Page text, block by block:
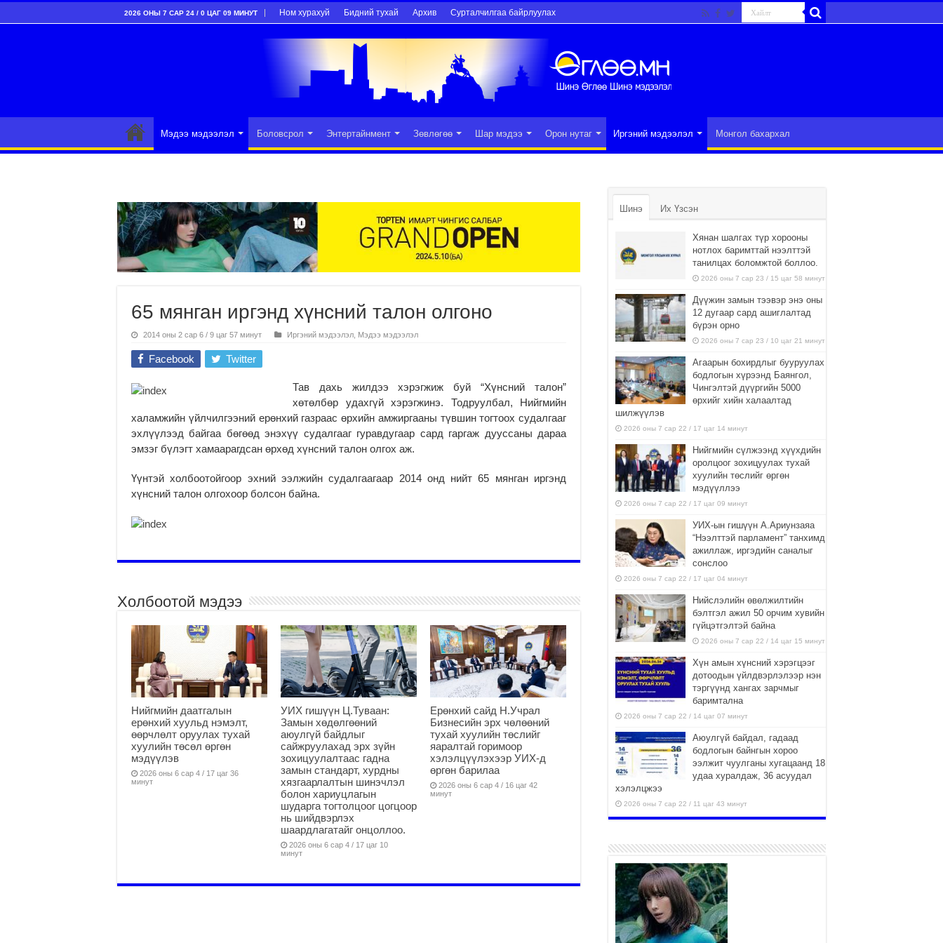
2026 ОНЫ 7 САР 24 / 0 ЦАГ 09 МИНУТ Ном хурахуй Бидний тухай Архив Сурталчилгаа байрлуулах
Мэдээ мэдээлэл Боловсрол Энтертайнмент Зөвлөгөө Шар мэдээ Орон нутаг Иргэний мэдээлэл Монгол бахархал
65 мянган иргэнд хүнсний талон олгоно
2014 оны 2 сар 6 / 9 цаг 57 минут Иргэний мэдээлэл Мэдээ мэдээлэл
Facebook Twitter
Тав дахь жилдээ хэрэгжиж буй “Хүнсний талон”
хөтөлбөр удахгүй хэрэгжинэ. Тодруулбал, Нийгмийн
халамжийн үйлчилгээний ерөнхий газраас өрхийн амжиргааны түвшин тогтоох судалгааг
эхлүүлээд байгаа бөгөөд энэхүү судалгааг гуравдугаар сард гаргаж дууссаны дараа
эмзэг бүлэгт хамаарагдсан өрхөд хүнсний талон олгох аж.
Үүнтэй холбоотойгоор эхний ээлжийн судалгаагаар 2014 онд нийт 65 мянган иргэнд
хүнсний талон олгохоор болсон байна.
Холбоотой мэдээ
Нийгмийн даатгалын
ерөнхий хуульд нэмэлт,
өөрчлөлт оруулах тухай
хуулийн төсөл өргөн
мэдүүлэв
2026 оны 6 сар 4 / 17 цаг 36
минут
УИХ гишүүн Ц.Туваан:
Замын хөдөлгөөний
аюулгүй байдлыг
сайжруулахад эрх зүйн
зохицуулалтаас гадна
замын стандарт, хурдны
хязгаарлалтын шинэчлэл
болон хариуцлагын
шударга тогтолцоог цогцоор
нь шийдвэрлэх
шаардлагатайг онцоллоо.
2026 оны 6 сар 4 / 17 цаг 10
минут
Ерөнхий сайд Н.Учрал
Бизнесийн эрх чөлөөний
тухай хуулийн төслийг
яаралтай горимоор
хэлэлцүүлэхээр УИХ-д
өргөн барилаа
2026 оны 6 сар 4 / 16 цаг 42
минут
Шинэ Их Үзсэн
Хянан шалгах түр хорооны
нотлох баримттай нээлттэй
танилцах боломжтой боллоо.
2026 оны 7 сар 23 / 15 цаг 58 минут
Дүүжин замын тээвэр энэ оны
12 дугаар сард ашиглалтад
бүрэн орно
2026 оны 7 сар 23 / 10 цаг 21 минут
Агаарын бохирдлыг бууруулах
бодлогын хүрээнд Баянгол,
Чингэлтэй дүүргийн 5000
өрхийг хийн халаалтад
шилжүүлэв
2026 оны 7 сар 22 / 17 цаг 14 минут
Нийгмийн сүлжээнд хүүхдийн
оролцоог зохицуулах тухай
хуулийн төслийг өргөн
мэдүүллээ
2026 оны 7 сар 22 / 17 цаг 09 минут
УИХ-ын гишүүн А.Ариунзаяа
“Нээлттэй парламент” танхимд
ажиллаж, иргэдийн саналыг
сонслоо
2026 оны 7 сар 22 / 17 цаг 04 минут
Нийслэлийн өвөлжилтийн
бэлтгэл ажил 50 орчим хувийн
гүйцэтгэлтэй байна
2026 оны 7 сар 22 / 14 цаг 15 минут
Хүн амын хүнсний хэрэгцээг
дотоодын үйлдвэрлэлээр нэн
тэргүүнд хангах зарчмыг
баримтална
2026 оны 7 сар 22 / 14 цаг 07 минут
Аюулгүй байдал, гадаад
бодлогын байнгын хороо
ээлжит чуулганы хугацаанд 18
удаа хуралдаж, 36 асуудал
хэлэлцжээ
2026 оны 7 сар 22 / 11 цаг 43 минут
боломжтой-Хүүхэд хөгжүүлэх
төв” байгуулах төсөлд төр,
хувийн хэвшлийн түншлэлийн хүрээнд хамтран
ажиллахыг урьж байна
2026 оны 7 сар 22 / 9 цаг 28 минут
Б.Пүрэвдагва: “Урт цагаан”-ыг
залуучууд чөлөөт цагаа